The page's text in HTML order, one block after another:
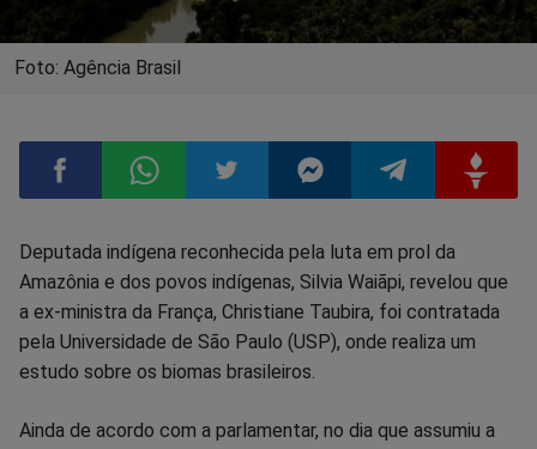
Foto: Agência Brasil
Compartilhar
no
Facebook
Compartilhar
no
Whatsapp
Compartilhar
no
Twitter
Compartilhar
no
Messenger
Compartilhar
no
no
Deputada indígena reconhecida pela luta em prol da
Amazônia e dos povos indígenas, Silvia Waiãpi, revelou que
a ex-ministra da França, Christiane Taubira, foi contratada
pela Universidade de São Paulo (USP), onde realiza um
estudo sobre os biomas brasileiros.
Ainda de acordo com a parlamentar, no dia que assumiu a